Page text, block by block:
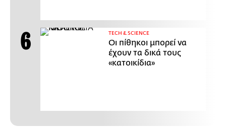
ΤECH & SCIENCE
Οι πίθηκοι μπορεί να
έχουν τα δικά τους
«κατοικίδια»